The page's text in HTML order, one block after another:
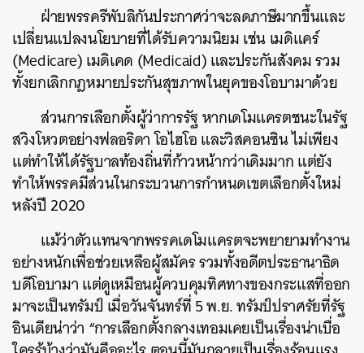
ฝ่ายพรรครีพับลิกันประกาศว่าจะลดภาษีมากขึ้นและ
เปลี่ยนแปลงนโยบายที่ได้รับความนิยม เช่น เมดิแคร์
(Medicare) เมดิเคด (Medicaid) และประกันสังคม รวม
ทั้งยกเลิกกฎหมายประกันสุขภาพในยุคของโอบามาด้วย
ส่วนการเลือกตั้งผู้ว่าการรัฐ หากเดโมแครตชนะในรัฐ
สวิงโหวตอย่างฟลอริดา โอไฮโอ และวิสคอนซิน ไม่เพียง
แต่ทำให้ได้รัฐบาลท้องถิ่นที่ก้าวหน้ากว่าเดิมมาก แต่ยัง
ทำให้พรรคมีส่วนในกระบวนการกำหนดเขตเลือกตั้งใหม่
หลังปี 2020
แม้ว่าตัวแทนจากพรรคเดโมแครตจะพยายามทำงาน
อย่างหนักเพื่อช่วยเหลือผู้สมัคร รวมทั้งอดีตประธานาธิด
บดีโอบามา แต่ดูเหมือนผู้ควบคุมทิศทางของกระแสที่ออก
มาจะเป็นทรัมป์ เมื่อวันจันทร์ที่ 5 พ.ย. ทรัมป์ปราศรัยที่รัฐ
อินเดียน่าว่า “การเลือกตั้งกลางเทอมเคยเป็นเรื่องน่าเบื่อ
ค้นหา
SHARE TWEET LINE EMAIL